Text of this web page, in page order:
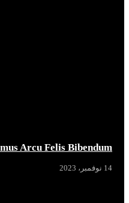
Arcu Felis Bibendum
14 نوفمبر، 2023